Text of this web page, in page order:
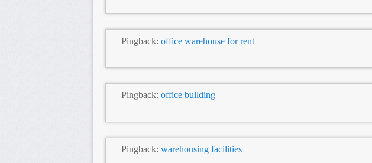
Pingback: office warehouse for rent
Pingback: office building
Pingback: warehousing facilities